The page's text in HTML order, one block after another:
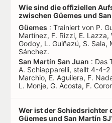
Wie sind die offiziellen
zwischen Güemes und
Güemes : Trainiert von P.
Martínez, F. Rizzi, E. Lazza,
Godoy, L. Guiñazú, S. Sala,
Sánchez.
San Martín San Juan : Das
A. Schiapparelli, stellt 4-4-2
Marchio, E. Aguilera, F.
L. Monje, G. Acosta, F.
Wer ist der Schiedsrichter
Güemes und San Martín